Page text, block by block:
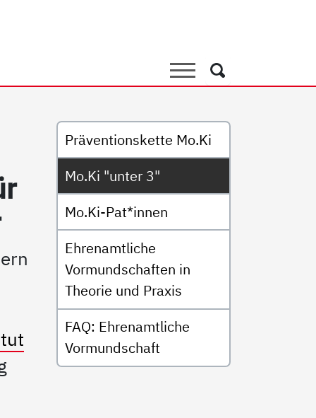
Suche
Suche
Untermenü
Präventionskette Mo.Ki
Mo.Ki "unter 3"
Mo.Ki-Pat*innen
Ehrenamtliche
Vormundschaften in
Theorie und Praxis
FAQ: Ehrenamtliche
Vormundschaft